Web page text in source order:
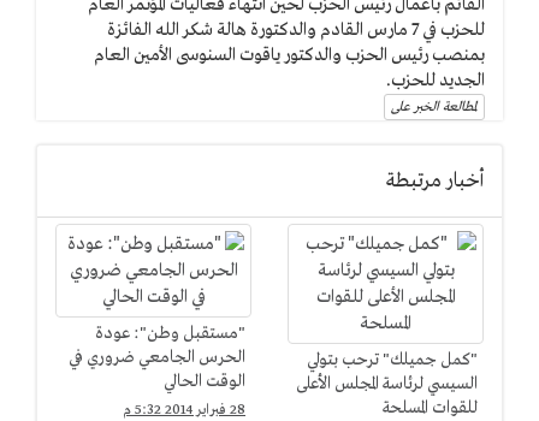
القائم بأعمال رئيس الحزب لحين انتهاء فعاليات المؤتمر العام
للحزب في 7 مارس القادم والدكتورة هالة شكر الله الفائزة
بمنصب رئيس الحزب والدكتور ياقوت السنوسى الأمين العام
الجديد للحزب.
لمطالعة الخبر على
أخبار مرتبطة
"كمل جميلك" ترحب بتولي
السيسي لرئاسة المجلس الأعلى
للقوات المسلحة
"مستقبل وطن": عودة
الحرس الجامعي ضروري في
الوقت الحالي
28 فبراير 2014 5:32 م